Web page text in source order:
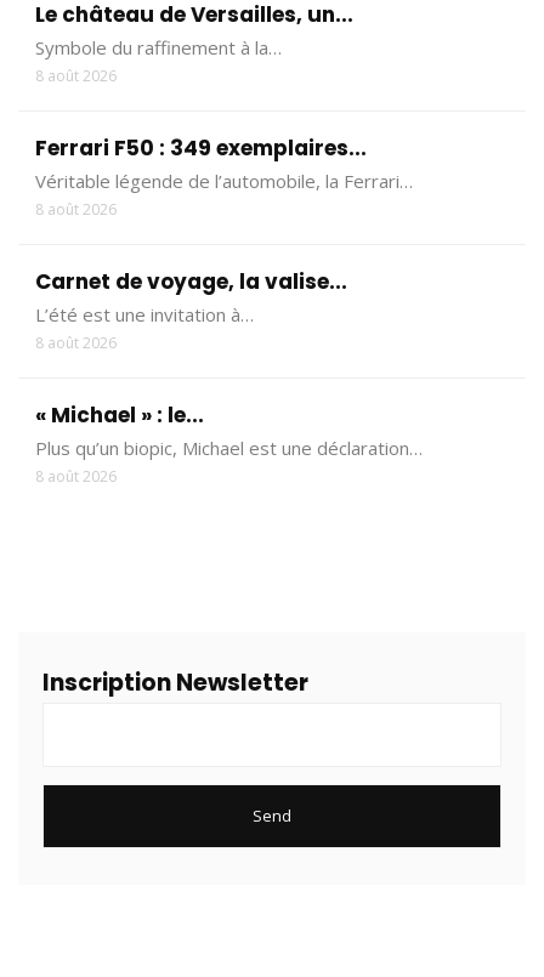
Le château de Versailles, un...
Symbole du raffinement à la…
8 août 2026
Ferrari F50 : 349 exemplaires...
Véritable légende de l’automobile, la Ferrari…
8 août 2026
Carnet de voyage, la valise...
L’été est une invitation à…
8 août 2026
« Michael » : le...
Plus qu’un biopic, Michael est une déclaration…
8 août 2026
Inscription Newsletter